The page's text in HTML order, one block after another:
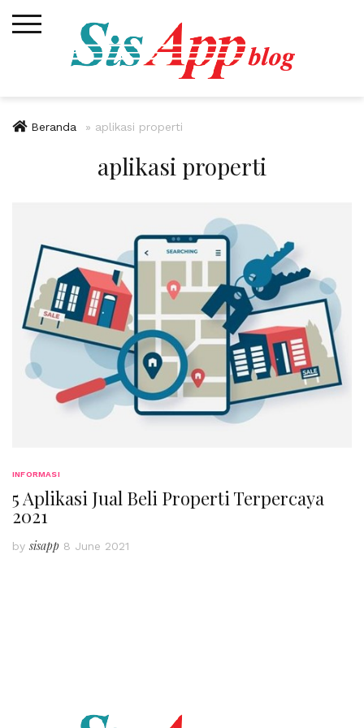
Beranda » aplikasi properti
aplikasi properti
INFORMASI
5 Aplikasi Jual Beli Properti Terpercaya
2021
bysisapp 8 June 2021